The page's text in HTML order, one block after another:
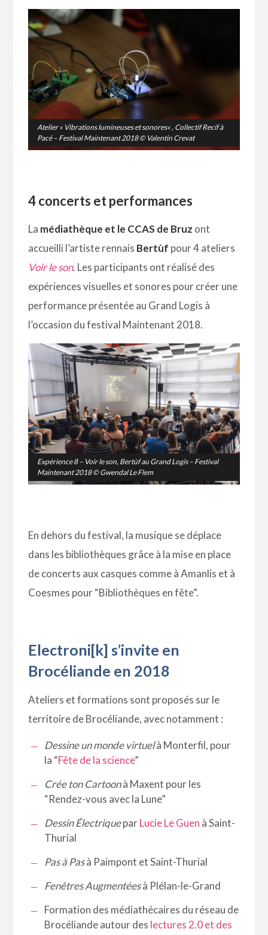
Atelier « Vibrations lumineuses et sonores« , Collectif Recif à
Pacé – Festival Maintenant 2018 © Valentin Crevat
4 concerts et performances
La médiathèque et le CCAS de Bruz ont
accueilli l’artiste rennais Bertùf pour 4 ateliers
Voir le son. Les participants ont réalisé des
expériences visuelles et sonores pour créer une
performance présentée au Grand Logis à
l’occasion du festival Maintenant 2018.
Expérience 8 – Voir le son, Bertùf au Grand Logis – Festival
Maintenant 2018 © Gwendal Le Flem
En dehors du festival, la musique se déplace
dans les bibliothèques grâce à la mise en place
de concerts aux casques comme à Amanlis et à
Coesmes pour “Bibliothèques en fête”.
Electroni[k] s’invite en
Brocéliande en 2018
Ateliers et formations sont proposés sur le
territoire de Brocéliande, avec notamment :
Dessine un monde virtuelà Monterfil, pour
la “Fête de la science”
Crée ton Cartoonà Maxent pour les
“Rendez-vous avec la Lune”
Dessin ÉlectriqueparLucie Le Guen à Saint-
Thurial
Pas à Pasà Paimpont et Saint-Thurial
Fenêtres Augmentéesà Plélan-le-Grand
Formation des médiathécaires du réseau de
Brocéliande autour des lectures 2.0 et des